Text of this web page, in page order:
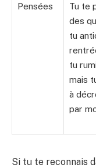
Pensées
Tu te
des
tu
tu
mais
à
par
Si tu te reconnais